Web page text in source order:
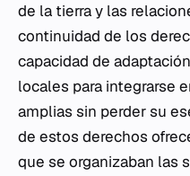
de la tierra y las
continuidad de los
capacidad de
locales para integrarse
amplias sin perder su
de estos derechos
que se organizaban las